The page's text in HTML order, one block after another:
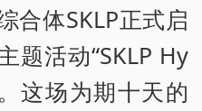
合体SKLP正式启
题活动“SKLP Hy
这场为期十天的